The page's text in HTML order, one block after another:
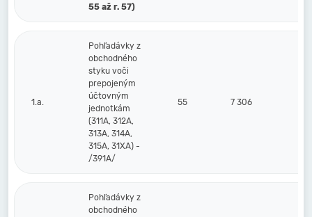
55 až r. 57)
1.a.
Pohľadávky z
obchodného
styku voči
prepojeným
účtovným
jednotkám
(311A, 312A,
313A, 314A,
315A, 31XA) -
/391A/
55 7 306
Pohľadávky z
obchodného